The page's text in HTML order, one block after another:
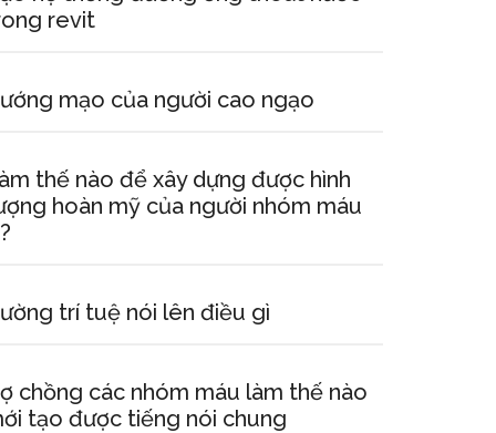
revit
mạo của người cao ngạo
thế nào để xây dựng được hình
hoàn mỹ của người nhóm máu
trí tuệ nói lên điều gì
chồng các nhóm máu làm thế nào
tạo được tiếng nói chung